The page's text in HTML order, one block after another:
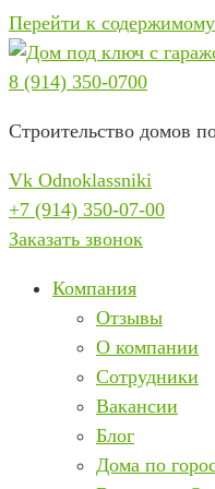
Перейти к содержимому
8 (914) 350-0700
Строительство домов
Vk Odnoklassniki
+7 (914) 350-07-00
Заказать звонок
Компания
Отзывы
О компании
Сотрудники
Вакансии
Блог
Дома по